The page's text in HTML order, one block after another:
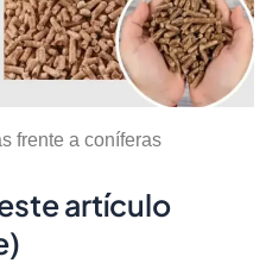
frente a coníferas
artículo